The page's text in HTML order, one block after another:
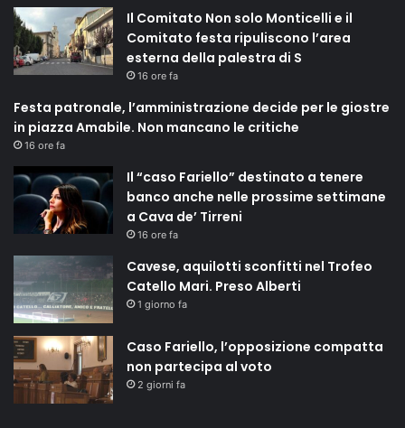
Il Comitato Non solo Monticelli e il
Comitato festa ripuliscono l’area
esterna della palestra di S
16 ore fa
Festa patronale, l’amministrazione decide per le giostre
in piazza Amabile. Non mancano le critiche
16 ore fa
Il “caso Fariello” destinato a tenere
banco anche nelle prossime settimane
a Cava de’ Tirreni
16 ore fa
Cavese, aquilotti sconfitti nel Trofeo
Catello Mari. Preso Alberti
1 giorno fa
Caso Fariello, l’opposizione compatta
non partecipa al voto
2 giorni fa